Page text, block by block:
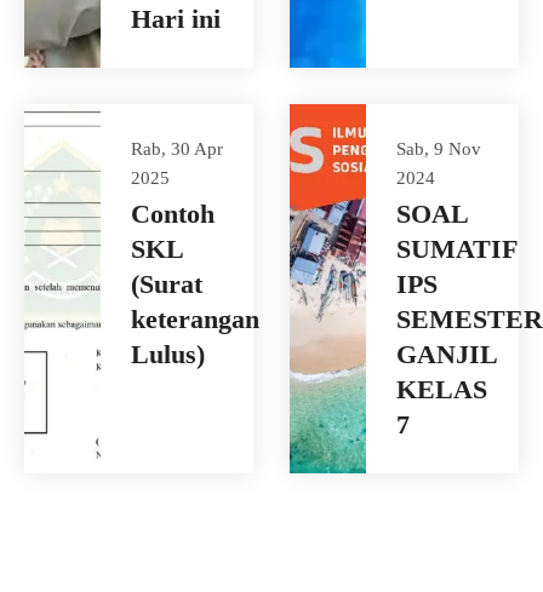
Hari ini
Rab, 30 Apr
2025
Contoh
SKL
(Surat
keterangan
Lulus)
Sab, 9 Nov
2024
SOAL
SUMATIF
IPS
SEMESTER
GANJIL
KELAS
7